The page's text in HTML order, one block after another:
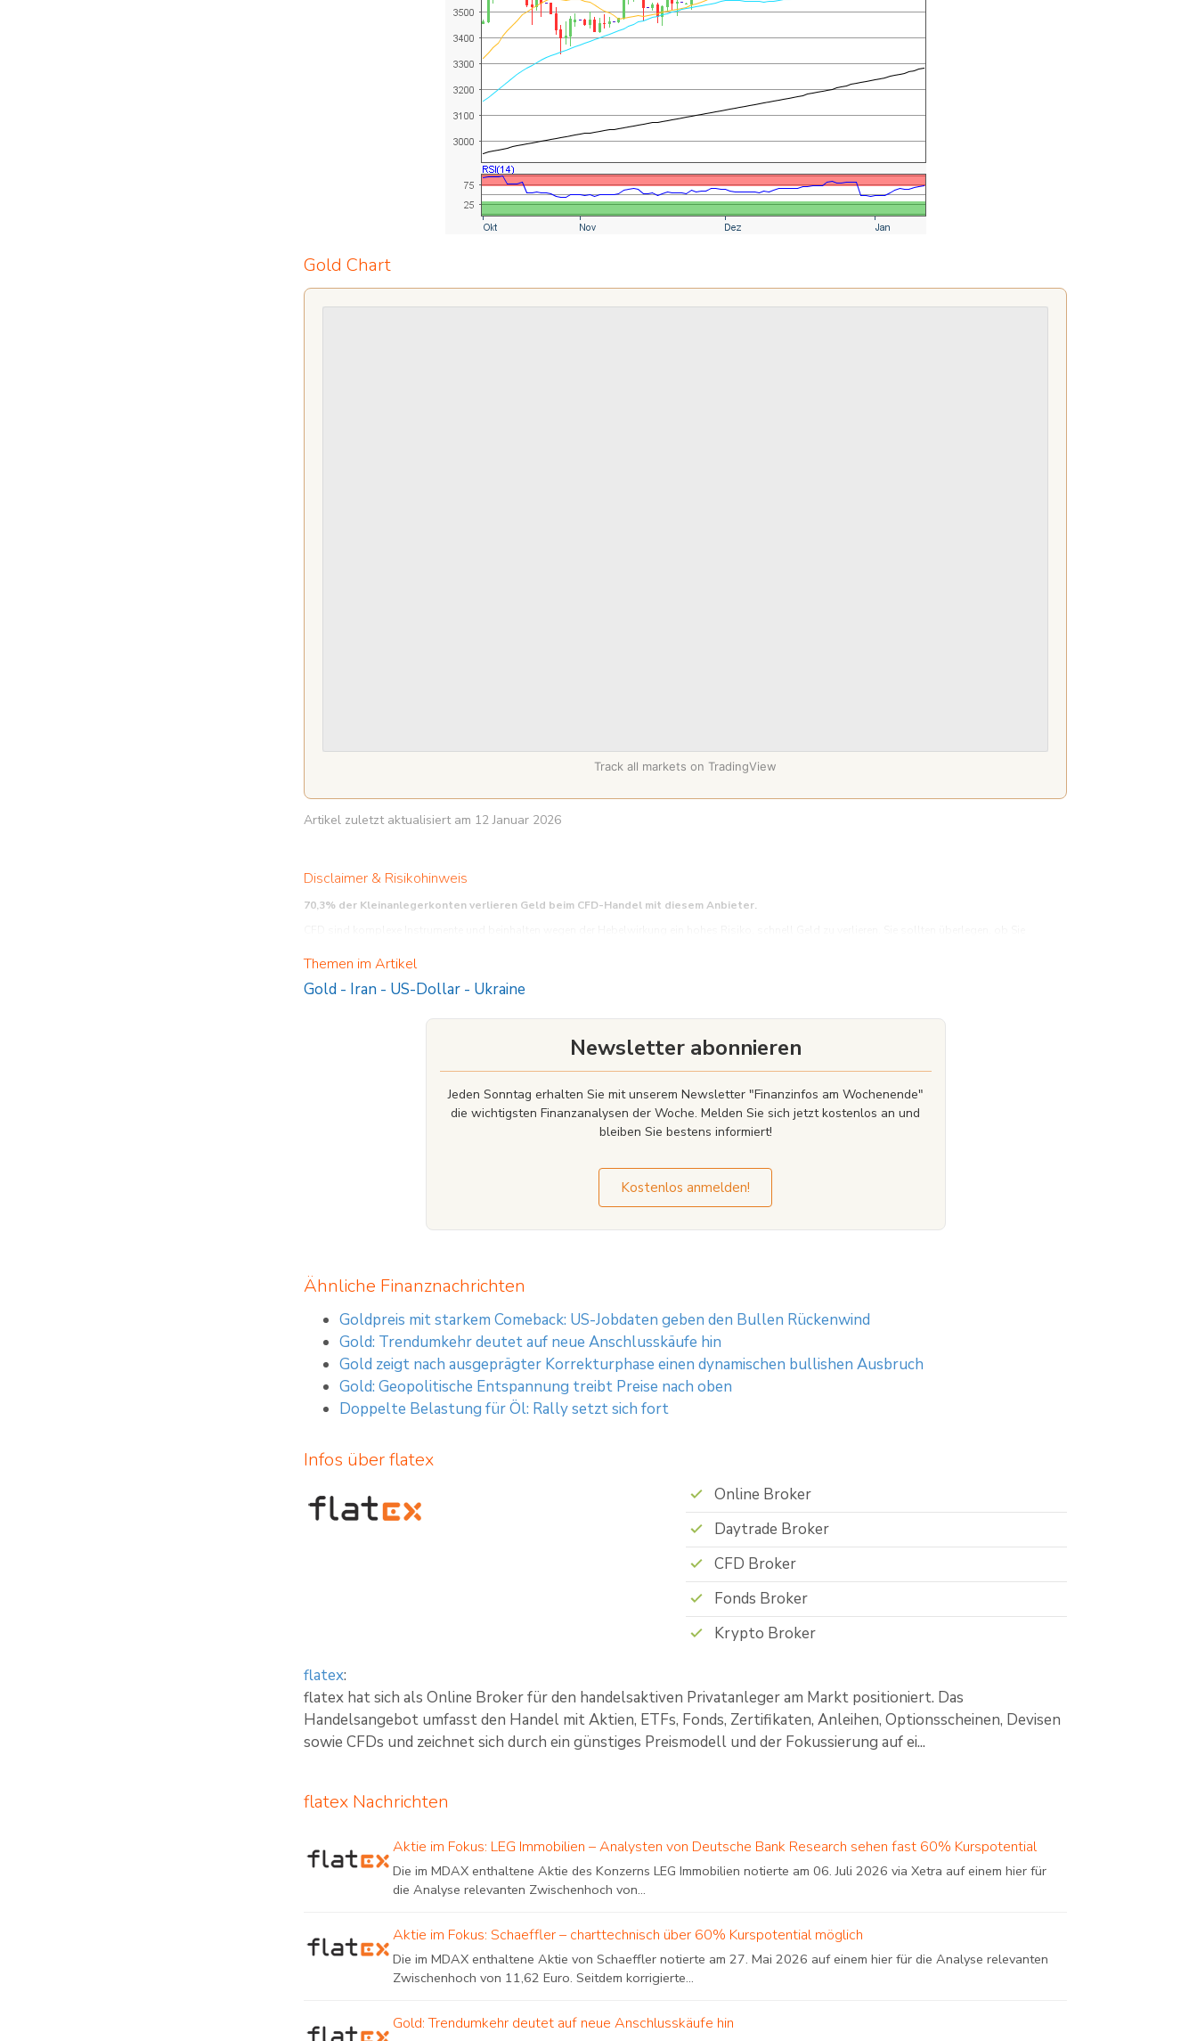
Gold Chart
Track all markets on TradingView
Artikel zuletzt aktualisiert am 12 Januar 2026
Disclaimer & Risikohinweis
70,3% der Kleinanlegerkonten verlieren Geld beim CFD-Handel mit diesem Anbieter.
Themen im Artikel
Gold - Iran - US-Dollar - Ukraine
Newsletter abonnieren
Jeden Sonntag erhalten Sie mit unserem Newsletter "Finanzinfos am Wochenende"
die wichtigsten Finanzanalysen der Woche. Melden Sie sich jetzt kostenlos an und
bleiben Sie bestens informiert!
Kostenlos anmelden!
Ähnliche Finanznachrichten
Goldpreis mit starkem Comeback: US-Jobdaten geben den Bullen Rückenwind
Gold: Trendumkehr deutet auf neue Anschlusskäufe hin
Gold zeigt nach ausgeprägter Korrekturphase einen dynamischen bullishen Ausbruch
Gold: Geopolitische Entspannung treibt Preise nach oben
Doppelte Belastung für Öl: Rally setzt sich fort
Infos über flatex
Online Broker
Daytrade Broker
CFD Broker
Fonds Broker
Krypto Broker
flatex:
flatex hat sich als Online Broker für den handelsaktiven Privatanleger am Markt positioniert. Das
Handelsangebot umfasst den Handel mit Aktien, ETFs, Fonds, Zertifikaten, Anleihen, Optionsscheinen, Devisen
sowie CFDs und zeichnet sich durch ein günstiges Preismodell und der Fokussierung auf ei...
flatex Nachrichten
Aktie im Fokus: LEG Immobilien – Analysten von Deutsche Bank Research sehen fast 60% Kurspotential
Die im MDAX enthaltene Aktie des Konzerns LEG Immobilien notierte am 06. Juli 2026 via Xetra auf einem hier für
die Analyse relevanten Zwischenhoch von...
Aktie im Fokus: Schaeffler – charttechnisch über 60% Kurspotential möglich
Die im MDAX enthaltene Aktie von Schaeffler notierte am 27. Mai 2026 auf einem hier für die Analyse relevanten
Zwischenhoch von 11,62 Euro. Seitdem korrigierte...
Gold: Trendumkehr deutet auf neue Anschlusskäufe hin